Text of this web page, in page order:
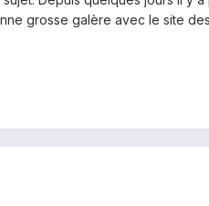
grosse galère avec le site